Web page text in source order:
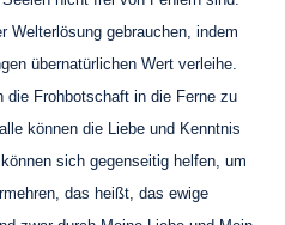
Welterlösung gebrauchen, indem
übernatürlichen Wert verleihe.
die Frohbotschaft in die Ferne zu
können die Liebe und Kenntnis
sich gegenseitig helfen, um
das heißt, das ewige